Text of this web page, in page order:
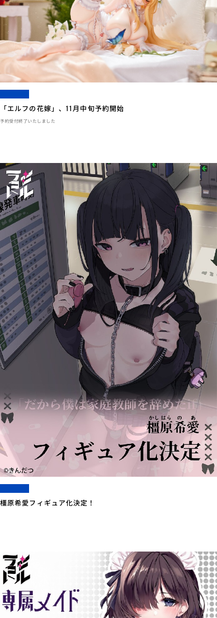
「エルフの花嫁」、11月中旬予約開始
予約受付終了いたしました
橿原希愛フィギュア化決定！